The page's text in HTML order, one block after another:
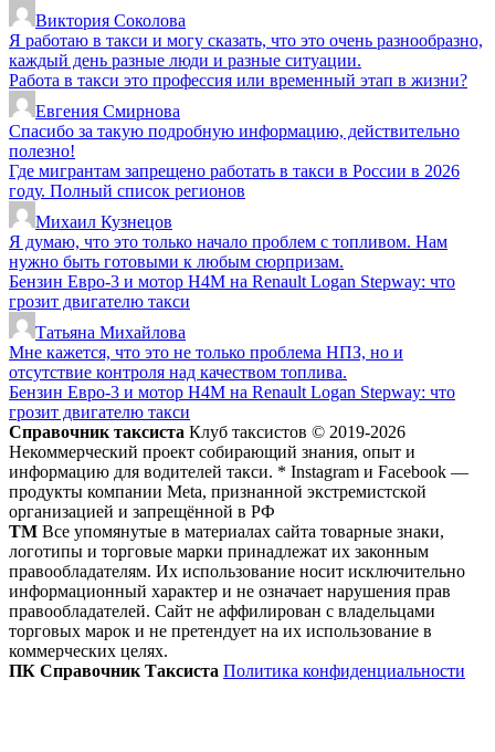
Виктория Соколова
Я работаю в такси и могу сказать, что это очень разнообразно,
каждый день разные люди и разные ситуации.
Работа в такси это профессия или временный этап в жизни?
Евгения Смирнова
Спасибо за такую подробную информацию, действительно
полезно!
Где мигрантам запрещено работать в такси в России в 2026
году. Полный список регионов
Михаил Кузнецов
Я думаю, что это только начало проблем с топливом. Нам
нужно быть готовыми к любым сюрпризам.
Бензин Евро-3 и мотор H4M на Renault Logan Stepway: что
грозит двигателю такси
Татьяна Михайлова
Мне кажется, что это не только проблема НПЗ, но и
отсутствие контроля над качеством топлива.
Бензин Евро-3 и мотор H4M на Renault Logan Stepway: что
грозит двигателю такси
Справочник таксиста Клуб таксистов © 2019-2026
Некоммерческий проект собирающий знания, опыт и
информацию для водителей такси. * Instagram и Facebook —
продукты компании Meta, признанной экстремистской
организацией и запрещённой в РФ
ТМ Все упомянутые в материалах сайта товарные знаки,
логотипы и торговые марки принадлежат их законным
правообладателям. Их использование носит исключительно
информационный характер и не означает нарушения прав
правообладателей. Сайт не аффилирован с владельцами
торговых марок и не претендует на их использование в
коммерческих целях.
ПК Справочник Таксиста Политика конфиденциальности